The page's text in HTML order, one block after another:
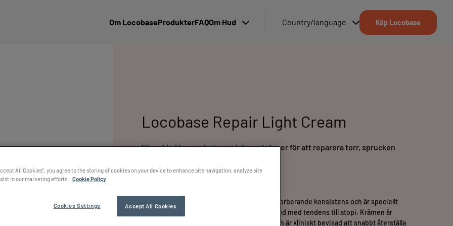
Om LocobaseProdukterFAQOm Hud Country/language Köp Locobase
Locobase Repair Light Cream
Utvecklad i samarbete med dermatologer för att reparera torr, sprucken
100 ml, 450 ml
Locobase Repair Light har en lätt, snabbabsorberande konsistens och är speciellt
framtagen för torr och sprucken hud samt hud med tendens till atopi. Krämen är
utvecklad i samarbete med dermatologer och är kliniskt bevisad att snabbt återställa
All Cookies”, you agree to the storing of cookies on your device to enhance site navigation, analyze site
in our marketing efforts.
Cookie Policy
Accept All Cookies
Cookies Settings